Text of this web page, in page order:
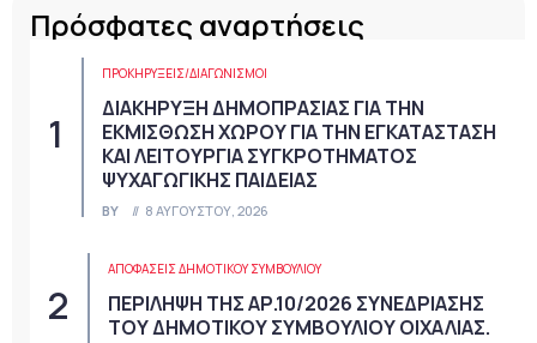
Πρόσφατες αναρτήσεις
ΠΡΟΚΗΡΎΞΕΙΣ/ΔΙΑΓΩΝΙΣΜΟΊ
ΔΙΑΚΗΡΥΞΗ ΔΗΜΟΠΡΑΣΙΑΣ ΓΙΑ ΤΗΝ
ΕΚΜΙΣΘΩΣΗ ΧΩΡΟΥ ΓΙΑ ΤΗΝ ΕΓΚΑΤΑΣΤΑΣΗ
ΚΑΙ ΛΕΙΤΟΥΡΓΙΑ ΣΥΓΚΡΟΤΗΜΑΤΟΣ
ΨΥΧΑΓΩΓΙΚΗΣ ΠΑΙΔΕΙΑΣ
BY 8 ΑΥΓΟΎΣΤΟΥ, 2026
ΑΠΟΦΆΣΕΙΣ ΔΗΜΟΤΙΚΟΎ ΣΥΜΒΟΥΛΊΟΥ
ΠΕΡΙΛΗΨΗ ΤΗΣ ΑΡ.10/2026 ΣΥΝΕΔΡΙΑΣΗΣ
ΤΟΥ ΔΗΜΟΤΙΚΟΥ ΣΥΜΒΟΥΛΙΟΥ ΟΙΧΑΛΙΑΣ.